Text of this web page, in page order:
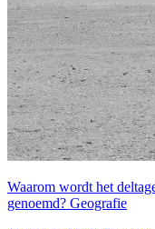
Waarom wordt het
genoemd? Geografie